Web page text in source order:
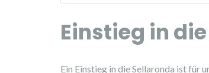
Einstieg in
Ein Einstieg in die Sellaronda ist für